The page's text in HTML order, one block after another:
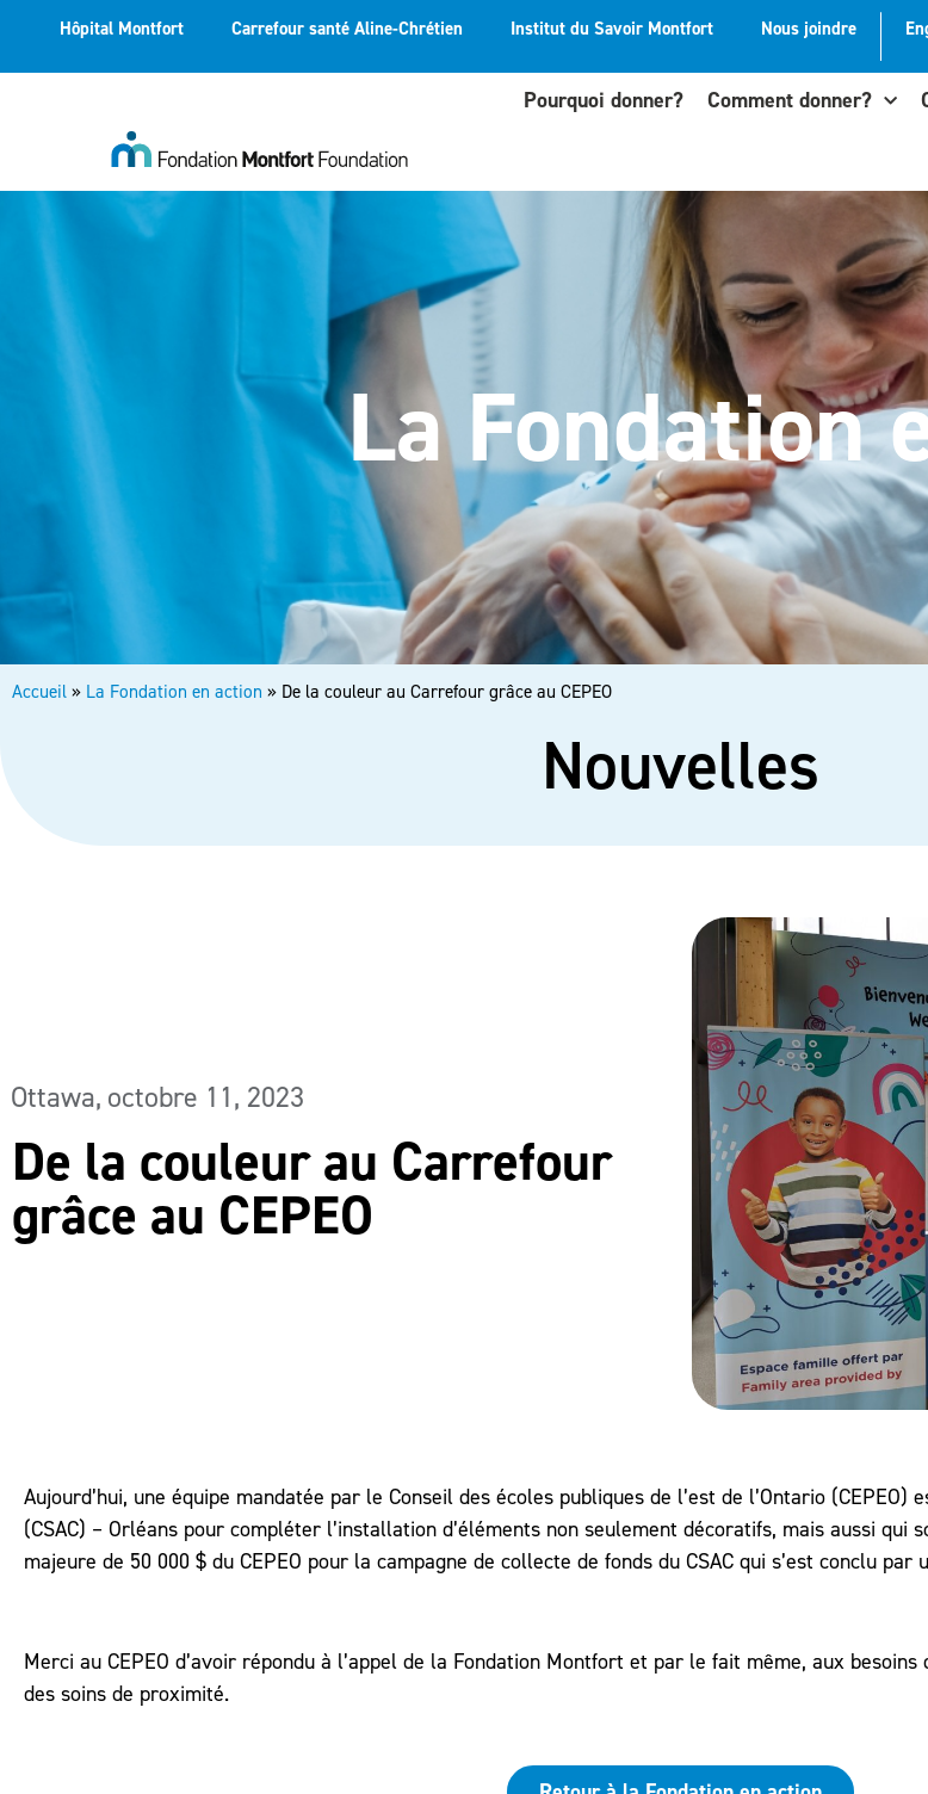
Hôpital Montfort Carrefour santé Aline-Chrétien Institut du Savoir Montfort Nous joindre
Pourquoi donner? Comment donner?
La Fondation
Accueil » La Fondation en action » De la couleur au Carrefour grâce au CEPEO
Nouvelles
Ottawa, octobre 11, 2023
De la couleur au Carrefour
grâce au CEPEO
Aujourd’hui, une équipe mandatée par le Conseil des écoles publiques de l’est de l’Ontario
(CSAC) – Orléans pour compléter l’installation d’éléments non seulement décoratifs, mais aussi
majeure de 50 000 $ du CEPEO pour la campagne de collecte de fonds du CSAC qui s’est conclu par
Merci au CEPEO d’avoir répondu à l’appel de la Fondation Montfort et par le fait même, aux
des soins de proximité.